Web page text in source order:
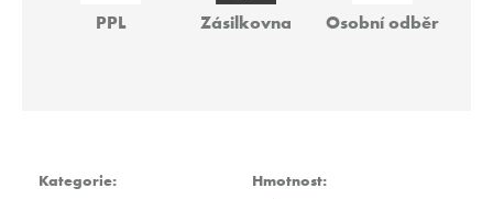
PPL Zásilkovna Osobní odběr
Kategorie:
Hmotnost: